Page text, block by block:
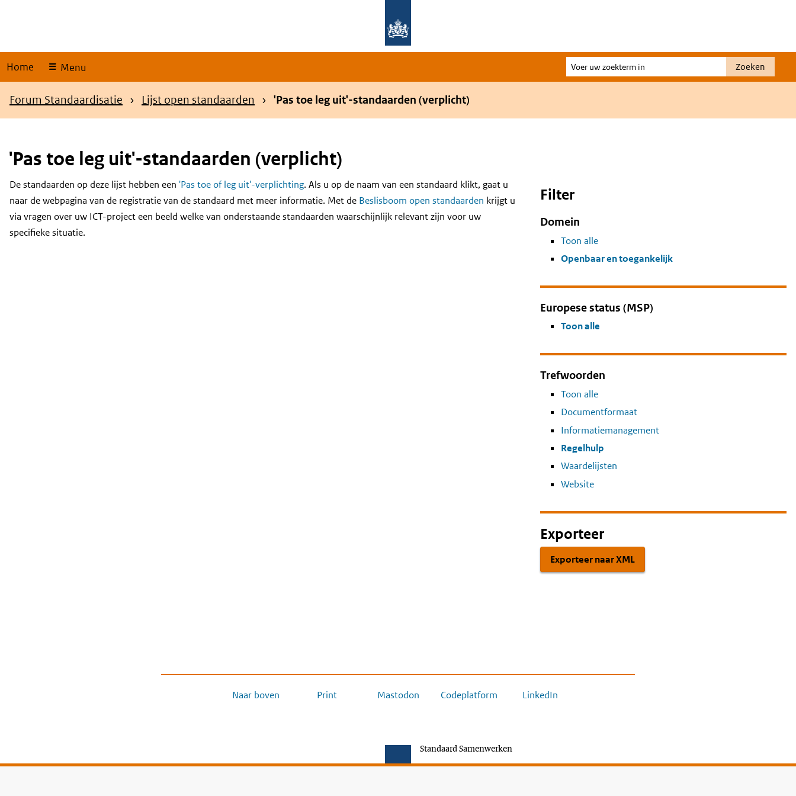
Home Menu
Voer
uw
Zoeken
Kruimelpad
Forum Standaardisatie Lijst open standaarden 'Pas toe leg uit'-standaarden (verplicht)
'Pas toe leg uit'-standaarden (verplicht)
Content
De standaarden op deze lijst hebben een 'Pas toe of leg uit'-verplichting. Als u op de naam van een standaard klikt, gaat u
naar de webpagina van de registratie van de standaard met meer informatie. Met de Beslisboom open standaarden krijgt u
via vragen over uw ICT-project een beeld welke van onderstaande standaarden waarschijnlijk relevant zijn voor uw
specifieke situatie.
Filter
Domein
Toon alle
Openbaar en toegankelijk
Europese status (MSP)
Toon alle
Trefwoorden
Toon alle
Documentformaat
Informatiemanagement
Regelhulp
Waardelijsten
Website
Exporteer
Exporteer naar XML
Naar boven Print Mastodon Codeplatform LinkedIn
Standaard Samenwerken